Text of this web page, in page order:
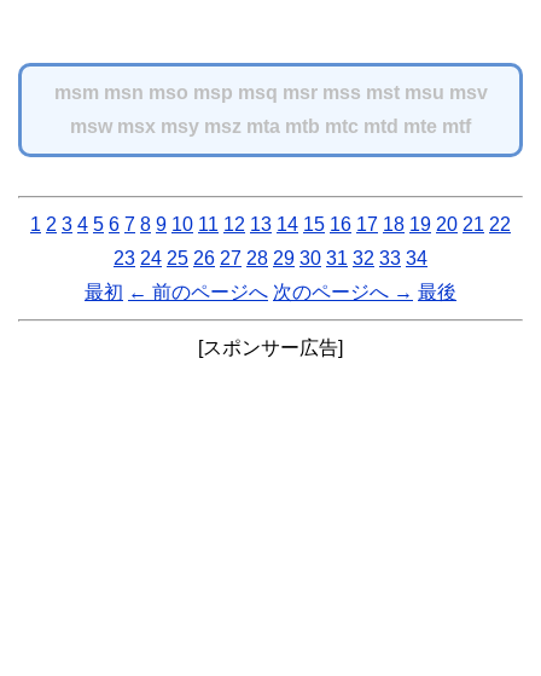
msm msn mso msp msq msr mss mst msu msv
msw msx msy msz mta mtb mtc mtd mte mtf
1 2 3 4 5 6 7 8 9 10 11 12 13 14 15 16 17 18 19 20 21 22
23 24 25 26 27 28 29 30 31 32 33 34
最初 ← 前のページへ 次のページへ → 最後
[スポンサー広告]